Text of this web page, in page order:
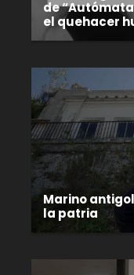
de
el quehacer
Marino
la patria